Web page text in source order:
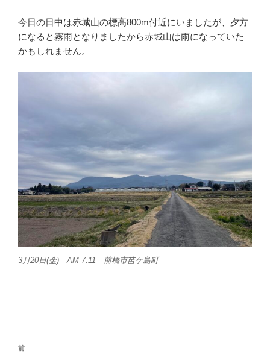
今日の日中は赤城山の標高800m付近にいましたが、夕方
になると霧雨となりましたから赤城山は雨になっていた
かもしれません。
3月20日(金) AM 7:11 前橋市苗ケ島町
投
前
前